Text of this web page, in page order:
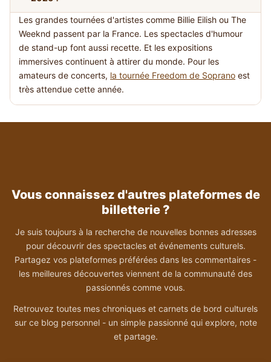
Les grandes tournées d'artistes comme Billie Eilish ou The
Weeknd passent par la France. Les spectacles d'humour
de stand-up font aussi recette. Et les expositions
immersives continuent à attirer du monde. Pour les
amateurs de concerts, la tournée Freedom de Soprano est
très attendue cette année.
Vous connaissez d'autres plateformes de
billetterie ?
Je suis toujours à la recherche de nouvelles bonnes adresses
pour découvrir des spectacles et événements culturels.
Partagez vos plateformes préférées dans les commentaires -
les meilleures découvertes viennent de la communauté des
passionnés comme vous.
Retrouvez toutes mes chroniques et carnets de bord culturels
sur ce blog personnel - un simple passionné qui explore, note
et partage.